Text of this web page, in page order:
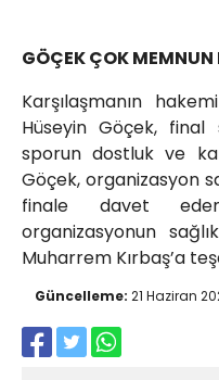
GÖÇEK ÇOK MEMNUN
Karşılaşmanın
Hüseyin Göçek, final
sporun dostluk ve
Göçek, organizasyon
finale davet
organizasyonun
Muharrem Kırbaş’a
Güncelleme: 21 Haziran